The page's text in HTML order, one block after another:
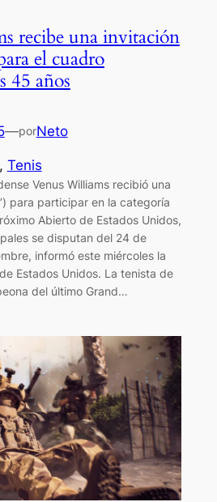
recibe una invitación
el cuadro
45 años
—porNeto
, Tenis
Venus Williams recibió una
para participar en la categoría
Abierto de Estados Unidos,
se disputan del 24 de
informó este miércoles la
Estados Unidos. La tenista de
del último Grand…